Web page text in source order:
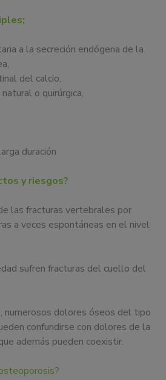
a la secreción endógena de la
del calcio,
o quirúrgica,
duración
y riesgos?
las fracturas vertebrales por
a veces espontáneas en el nivel
sufren fracturas del cuello del
numerosos dolores óseos del tipo
confundirse con dolores de la
además pueden coexistir.